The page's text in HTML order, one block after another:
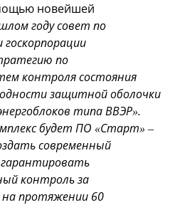
новейшей
году совет по
по
контроля состояния
защитной оболочки
типа ВВЭР».
будет ПО «Старт» –
современный
контроль за
протяжении 60